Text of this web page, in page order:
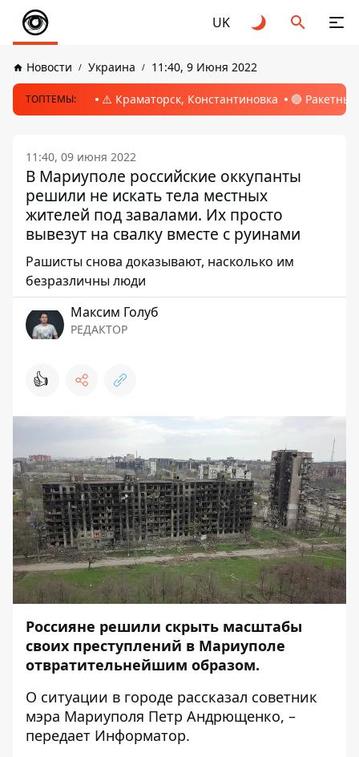
UK
Новости Украина 11:40, 9 Июня 2022
ТОПТЕМЫ: ⚠️ Краматорск, Константиновка 🔴
11:40, 09 июня 2022
В Мариуполе российские оккупанты
решили не искать тела местных
жителей под завалами. Их просто
вывезут на свалку вместе с руинами
Рашисты снова доказывают, насколько им
безразличны люди
Максим Голуб
РЕДАКТОР
👍
Россияне решили скрыть масштабы
своих преступлений в Мариуполе
отвратительнейшим образом.
О ситуации в городе рассказал советник
мэра Мариуполя Петр Андрющенко, –
передает Информатор.